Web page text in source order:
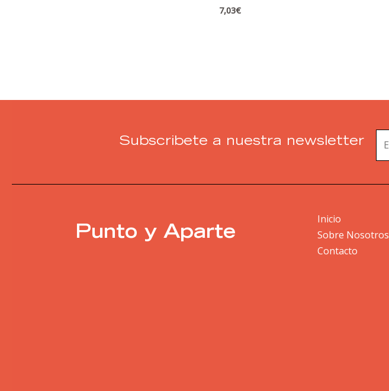
evangélica
7,03€
Subscribete a nuestra newsletter
Punto y Aparte
Inicio
Sobre Nosotros
Contacto